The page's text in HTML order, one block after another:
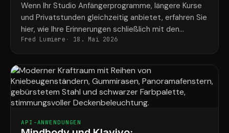
Schüler für alle Programme
Wenn Ihr Studio Anfängerprogramme, längere Kurse
und Privatstunden gleichzeitig anbietet, erfahren Sie
hier, wie Ihre Erinnerungen schließlich mit den
tatsächlichen Buchungen der einzelnen Schüler
übereinstimmen.
Fred Lumiere 18. Mai 2026
API-ANWENDUNGEN